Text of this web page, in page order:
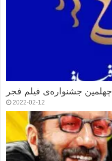
چهلمین جشنواره‌ی فیلم فجر
2022-02-12